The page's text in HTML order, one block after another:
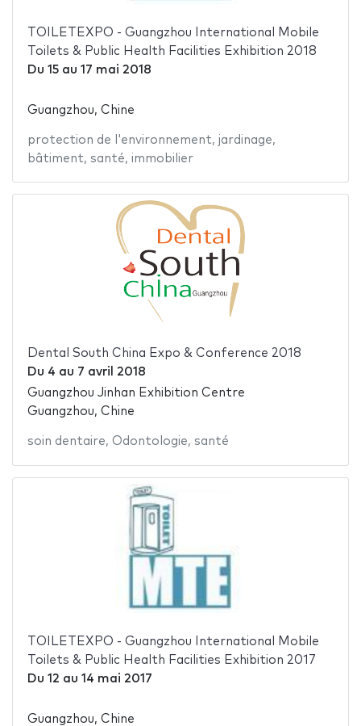
TOILETEXPO - Guangzhou International Mobile
Toilets & Public Health Facilities Exhibition 2018
Du 15au 17 mai 2018
Guangzhou, Chine
protection de l'environnement, jardinage,
bâtiment, santé, immobilier
Dental South China Expo & Conference 2018
Du 4 au 7 avril 2018
Guangzhou Jinhan Exhibition Centre
Guangzhou, Chine
soin dentaire, Odontologie, santé
TOILETEXPO - Guangzhou International Mobile
Toilets & Public Health Facilities Exhibition 2017
Du 12 au 14 mai 2017
Guangzhou, Chine